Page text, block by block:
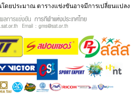
โดยประมาณ ตารางแข่งขันอาจมีการเปลี่ยนแปลง